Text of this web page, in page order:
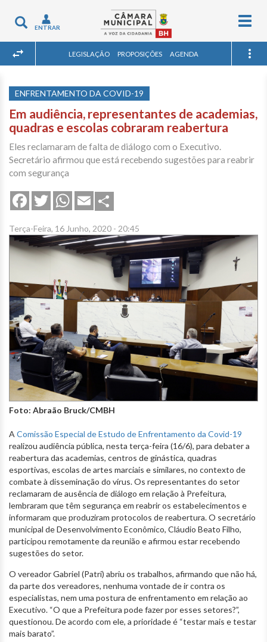
Toggle
navigation
ENTRAR
LEGISLAÇÃO PROPOSIÇÕES AGENDA
ENFRENTAMENTO DA COVID-19
Em audiência, representantes de academias,
quadras e escolas cobraram reabertura
Eles reclamaram de falta de diálogo com o Executivo.
Secretário afirmou que está recebendo sugestões para reabrir
com segurança
FacebookTwitterWhatsApp
Email
Terça-Feira, 16 Junho, 2020 - 20:45
Foto: Abraão Bruck/CMBH
A Comissão Especial de Estudo de Enfrentamento da Covid-19
realizou audiência pública, nesta terça-feira (16/6), para debater a
reabertura das academias, centros de ginástica, quadras
esportivas, escolas de artes marciais e similares, no contexto de
combate à disseminação do vírus. Os representantes do setor
reclamaram de ausência de diálogo em relação à Prefeitura,
lembraram que têm segurança em reabrir os estabelecimentos e
informaram que produziram protocolos de reabertura. O secretário
municipal de Desenvolvimento Econômico, Cláudio Beato Filho,
participou remotamente da reunião e afirmou estar recebendo
sugestões do setor.
O vereador Gabriel (Patri) abriu os trabalhos, afirmando que não há,
da parte dos vereadores, nenhuma vontade de ir contra os
especialistas, nem uma postura de enfrentamento em relação ao
Executivo. “O que a Prefeitura pode fazer por esses setores?”,
questionou. De acordo com ele, a prioridade é “testar mais e testar
mais barato”.